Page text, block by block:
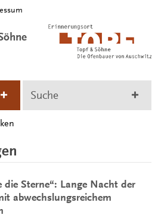
Suche
die Sterne“: Lange Nacht der
abwechslungsreichem